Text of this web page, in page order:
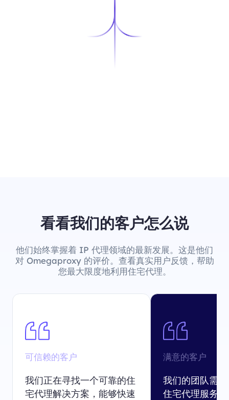
看看我们的客户怎么说
他们始终掌握着 IP 代理领域的最新发展。这是他们
对 Omegaproxy 的评价。查看真实用户反馈，帮助
您最大限度地利用住宅代理。
可信赖的客户
我们正在寻找一个可靠的住
宅代理解决方案，能够快速
满意的客户
我们的团队需
住宅代理服务